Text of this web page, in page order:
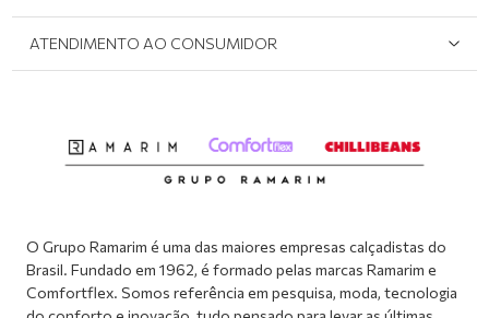
Políticas de Privacidade
Meus pedidos
ATENDIMENTO AO CONSUMIDOR
Atendimento via WhatsApp: (51) 2160-0740
O Grupo Ramarim é uma das maiores empresas calçadistas do
Brasil. Fundado em 1962, é formado pelas marcas Ramarim e
Comfortflex. Somos referência em pesquisa, moda, tecnologia